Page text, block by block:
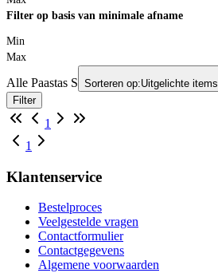
Filter op basis van minimale afname
Min
Max
Alle Paastas S Sorteren op:Uitgelichte items
Filter
1
1
Klantenservice
Bestelproces
Veelgestelde vragen
Contactformulier
Contactgegevens
Algemene voorwaarden